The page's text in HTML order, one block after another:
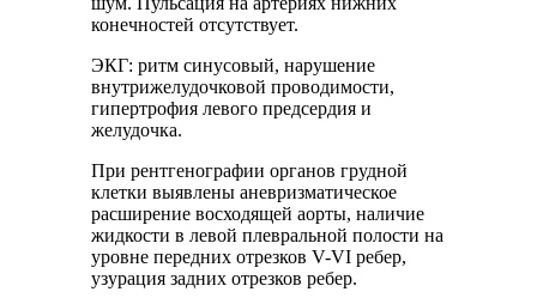
конечностей отсутствует.
ЭКГ: ритм синусовый, нарушение
внутрижелудочковой проводимости,
гипертрофия левого предсердия и
желудочка.
При рентгенографии органов грудной
клетки выявлены аневризматическое
расширение восходящей аорты, наличие
жидкости в левой плевральной полости на
уровне передних отрезков V-VI ребер,
узурация задних отрезков ребер.